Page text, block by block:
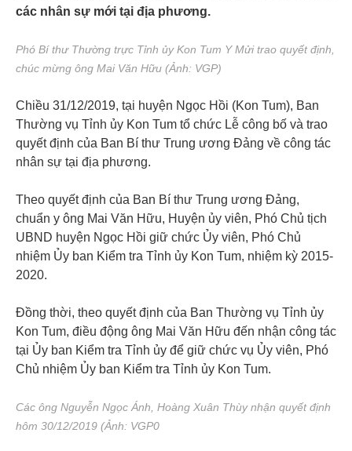
các nhân sự mới tại địa phương.
Phó Bí thư Thường trực Tỉnh ủy Kon Tum Y Mửi trao quyết định,
chúc mừng ông Mai Văn Hữu (Ảnh: VGP)
Chiều 31/12/2019, tại huyện Ngọc Hồi (Kon Tum), Ban
Thường vụ Tỉnh ủy Kon Tum tổ chức Lễ công bố và trao
quyết định của Ban Bí thư Trung ương Đảng về công tác
nhân sự tại địa phương.
Theo quyết định của Ban Bí thư Trung ương Đảng,
chuẩn y ông Mai Văn Hữu, Huyện ủy viên, Phó Chủ tịch
UBND huyện Ngọc Hồi giữ chức Ủy viên, Phó Chủ
nhiệm Ủy ban Kiểm tra Tỉnh ủy Kon Tum, nhiệm kỳ 2015-
2020.
Đồng thời, theo quyết định của Ban Thường vụ Tỉnh ủy
Kon Tum, điều động ông Mai Văn Hữu đến nhận công tác
tại Ủy ban Kiểm tra Tỉnh ủy để giữ chức vụ Ủy viên, Phó
Chủ nhiệm Ủy ban Kiểm tra Tỉnh ủy Kon Tum.
Các ông Nguyễn Ngọc Ánh, Hoàng Xuân Thùy nhận quyết định
hôm 30/12/2019 (Ảnh: VGP0